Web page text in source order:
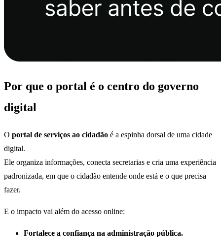
Por que o portal é o centro do governo
digital
O portal de serviços ao cidadão é a espinha dorsal de uma cidade
digital.
Ele organiza informações, conecta secretarias e cria uma experiência
padronizada, em que o cidadão entende onde está e o que precisa
fazer.
E o impacto vai além do acesso online:
Fortalece a confiança na administração pública.